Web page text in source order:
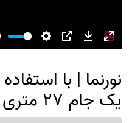
Settings
PIP Download
Enter
نورنما | با
یک جام 27 متری ساختن